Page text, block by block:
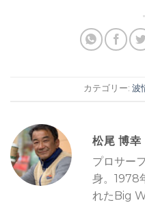
カテゴリー: 波
松尾 博幸
プロサー
身。1978
れたBig